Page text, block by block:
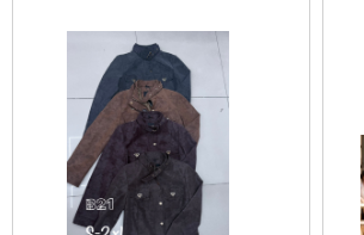
szczegóły